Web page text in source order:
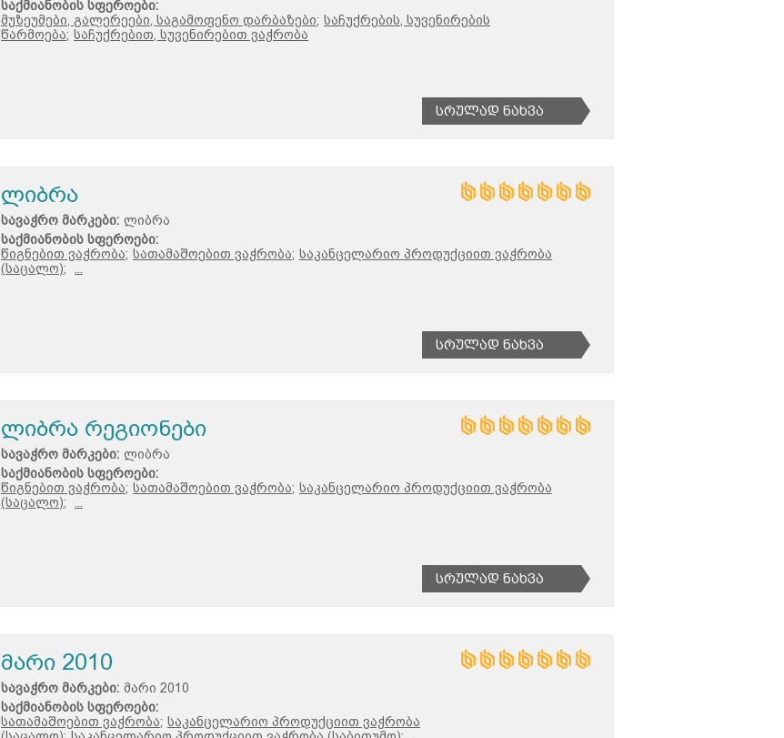
საქმიანობის სფეროები:
მუზეუმები, გალერეები, საგამოფენო დარბაზები; საჩუქრების, სუვენირების
წარმოება; საჩუქრებით, სუვენირებით ვაჭრობა
Სრულად Ნახვა
ლიბრა
სავაჭრო მარკები: ლიბრა
საქმიანობის სფეროები:
წიგნებით ვაჭრობა; სათამაშოებით ვაჭრობა; საკანცელარიო პროდუქციით ვაჭრობა
(საცალო);
Სრულად Ნახვა
ლიბრა რეგიონები
სავაჭრო მარკები: ლიბრა
საქმიანობის სფეროები:
წიგნებით ვაჭრობა; სათამაშოებით ვაჭრობა; საკანცელარიო პროდუქციით ვაჭრობა
(საცალო);
Სრულად Ნახვა
მარი 2010
სავაჭრო მარკები: მარი 2010
საქმიანობის სფეროები:
სათამაშოებით ვაჭრობა; საკანცელარიო პროდუქციით ვაჭრობა